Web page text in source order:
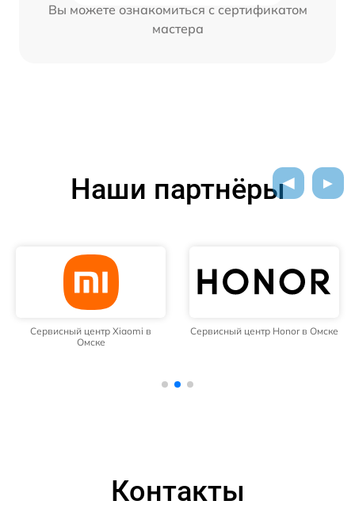
Вы можете ознакомиться с сертификатом
мастера
Наши партнёры
Сервисный центр Xiaomi в
Омске
Сервисный центр Honor в Омске
Контакты